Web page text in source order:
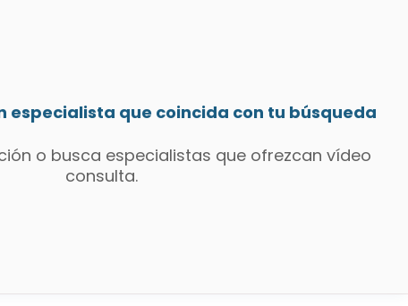
especialista que coincida con tu búsqueda
o busca especialistas que ofrezcan vídeo
consulta.